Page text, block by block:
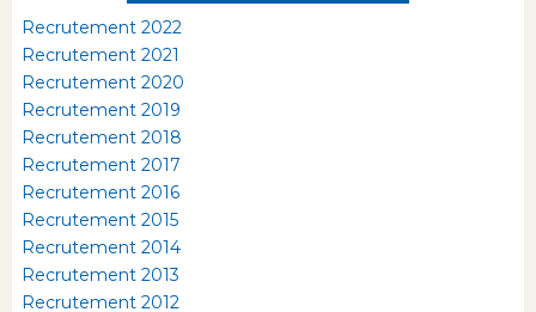
Recrutement 2022
Recrutement 2021
Recrutement 2020
Recrutement 2019
Recrutement 2018
Recrutement 2017
Recrutement 2016
Recrutement 2015
Recrutement 2014
Recrutement 2013
Recrutement 2012